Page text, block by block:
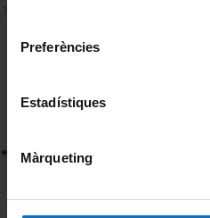
Preferències
Estadístiques
Màrqueting